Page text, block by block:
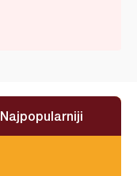
Najpopularniji